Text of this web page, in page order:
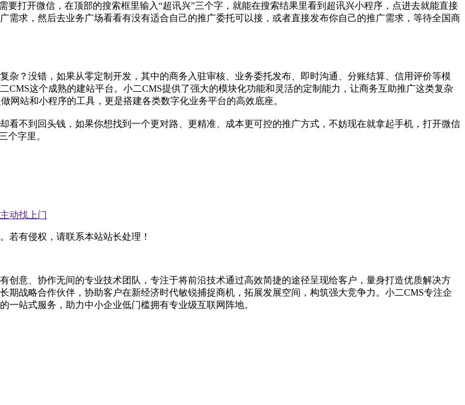
打开微信，在顶部的搜索框里输入“超讯兴”三个字，就能在搜索结果里看到超讯兴小程序，点进去就能直接
求，然后去业务广场看看有没有适合自己的推广委托可以接，或者直接发布你自己的推广需求，等待全国商
？没错，如果从零定制开发，其中的商务入驻审核、业务委托发布、即时沟通、分账结算、信用评价等模
这个成熟的建站平台。小二CMS提供了强大的模块化功能和灵活的定制能力，让商务互助推广这类复杂
网站和小程序的工具，更是搭建各类数字化业务平台的高效底座。
看不到回头钱，如果你想找到一个更对路、更精准、成本更可控的推广方式，不妨现在就拿起手机，打开微信
个字里。
动找上门
若有侵权，请联系本站站长处理！
意、协作无间的专业技术团队，专注于将前沿技术通过高效简捷的途径呈现给客户，量身打造优质解决方
战略合作伙伴，协助客户在新经济时代敏锐捕捉商机，拓展发展空间，构筑强大竞争力。小二CMS专注企
站式服务，助力中小企业低门槛拥有专业级互联网阵地。